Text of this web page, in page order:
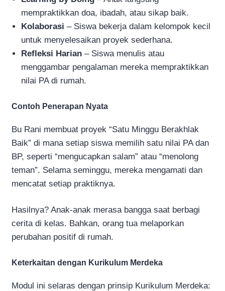
mempraktikkan doa, ibadah, atau sikap baik.
Kolaborasi – Siswa bekerja dalam kelompok kecil
untuk menyelesaikan proyek sederhana.
Refleksi Harian – Siswa menulis atau
menggambar pengalaman mereka mempraktikkan
nilai PA di rumah.
Contoh Penerapan Nyata
Bu Rani membuat proyek “Satu Minggu Berakhlak
Baik” di mana setiap siswa memilih satu nilai PA dan
BP, seperti “mengucapkan salam” atau “menolong
teman”. Selama seminggu, mereka mengamati dan
mencatat setiap praktiknya.
Hasilnya? Anak-anak merasa bangga saat berbagi
cerita di kelas. Bahkan, orang tua melaporkan
perubahan positif di rumah.
Keterkaitan dengan Kurikulum Merdeka
Modul ini selaras dengan prinsip Kurikulum Merdeka: